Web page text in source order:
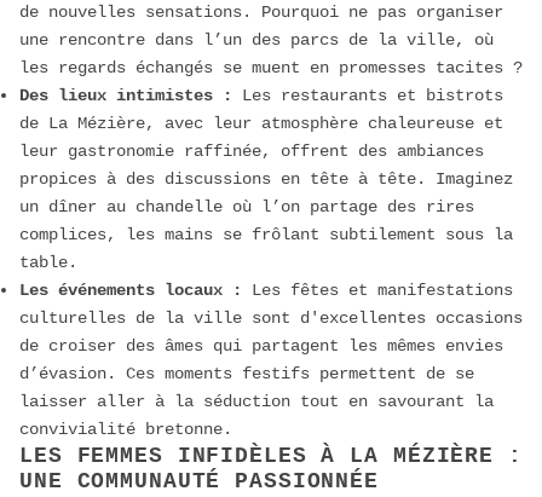
de nouvelles sensations. Pourquoi ne pas organiser
une rencontre dans l’un des parcs de la ville, où
les regards échangés se muent en promesses tacites ?
Des lieux intimistes :
Les restaurants et bistrots
de La Mézière, avec leur atmosphère chaleureuse et
leur gastronomie raffinée, offrent des ambiances
propices à des discussions en tête à tête. Imaginez
un dîner au chandelle où l’on partage des rires
complices, les mains se frôlant subtilement sous la
table.
Les événements locaux :
Les fêtes et manifestations
culturelles de la ville sont d'excellentes occasions
de croiser des âmes qui partagent les mêmes envies
d’évasion. Ces moments festifs permettent de se
laisser aller à la séduction tout en savourant la
convivialité bretonne.
LES FEMMES INFIDÈLES À LA MÉZIÈRE :
UNE COMMUNAUTÉ PASSIONNÉE